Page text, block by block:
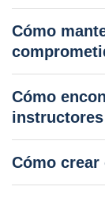
Cómo
Cómo
Cómo